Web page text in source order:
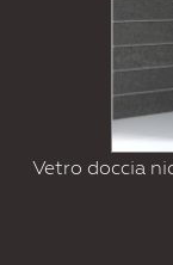
Vetro doccia